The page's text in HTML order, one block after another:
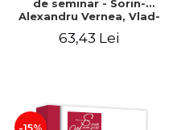
de seminar - Sorin-
Alexandru Vernea, Vlad-
63,43 Lei
-15%